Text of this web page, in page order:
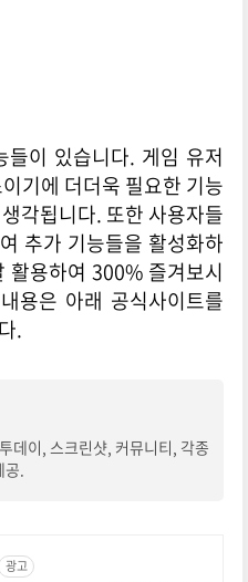
이 있습니다. 게임 유저
기에 더더욱 필요한 기능
각됩니다. 또한 사용자들
추가 기능들을 활성화하
활용하여 300% 즐겨보시
용은 아래 공식사이트를
.
데이, 스크린샷, 커뮤니티, 각종
.
광고